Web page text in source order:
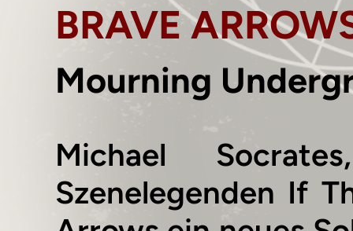
BRAVE
Mourning
Michael
Szenelegenden If